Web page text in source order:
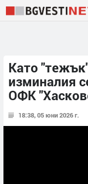
Като
изминалия
ОФК
18:38, 05 юни 2026 г.